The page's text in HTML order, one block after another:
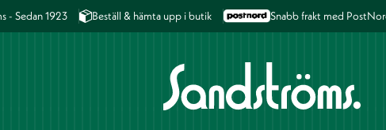
- Sedan 1923 Beställ & hämta upp i butik Snabb frakt med